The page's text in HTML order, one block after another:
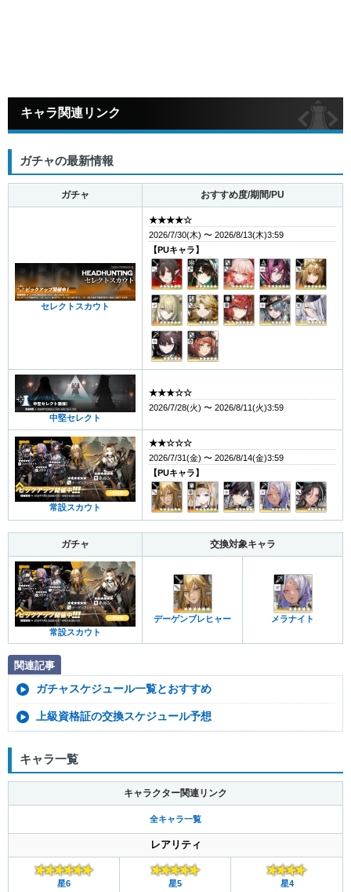
キャラ関連リンク
ガチャの最新情報
ガチャ おすすめ度/期間/PU
セレクトスカウト
★★★★☆
2026/7/30(木) 〜 2026/8/13(木)3:59
【PUキャラ】
中堅セレクト
★★★☆☆
2026/7/28(火) 〜 2026/8/11(火)3:59
常設スカウト
★★☆☆☆
2026/7/31(金) 〜 2026/8/14(金)3:59
【PUキャラ】
ガチャ 交換対象キャラ
常設スカウト
デーゲンブレヒャー メラナイト
関連記事
ガチャスケジュール一覧とおすすめ
上級資格証の交換スケジュール予想
キャラ一覧
キャラクター関連リンク
全キャラ一覧
レアリティ
星6 星5 星4